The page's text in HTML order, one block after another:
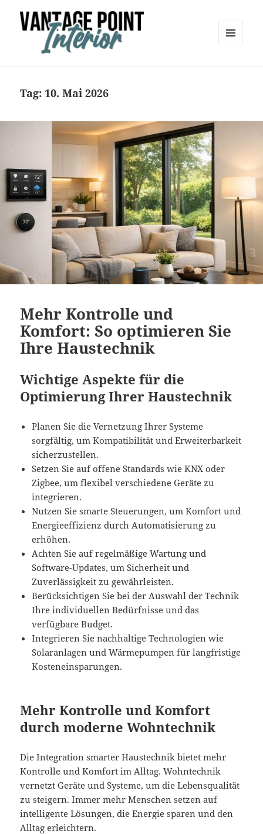
Tag: 10. Mai 2026
Mehr Kontrolle und
Komfort: So optimieren Sie
Ihre Haustechnik
Wichtige Aspekte für die
Optimierung Ihrer Haustechnik
Planen Sie die Vernetzung Ihrer Systeme
sorgfältig, um Kompatibilität und Erweiterbarkeit
sicherzustellen.
Setzen Sie auf offene Standards wie KNX oder
Zigbee, um flexibel verschiedene Geräte zu
integrieren.
Nutzen Sie smarte Steuerungen, um Komfort und
Energieeffizienz durch Automatisierung zu
erhöhen.
Achten Sie auf regelmäßige Wartung und
Software-Updates, um Sicherheit und
Zuverlässigkeit zu gewährleisten.
Berücksichtigen Sie bei der Auswahl der Technik
Ihre individuellen Bedürfnisse und das
verfügbare Budget.
Integrieren Sie nachhaltige Technologien wie
Solaranlagen und Wärmepumpen für langfristige
Kosteneinsparungen.
Mehr Kontrolle und Komfort
durch moderne Wohntechnik
Die Integration smarter Haustechnik bietet mehr
Kontrolle und Komfort im Alltag. Wohntechnik
vernetzt Geräte und Systeme, um die Lebensqualität
zu steigern. Immer mehr Menschen setzen auf
intelligente Lösungen, die Energie sparen und den
Alltag erleichtern.